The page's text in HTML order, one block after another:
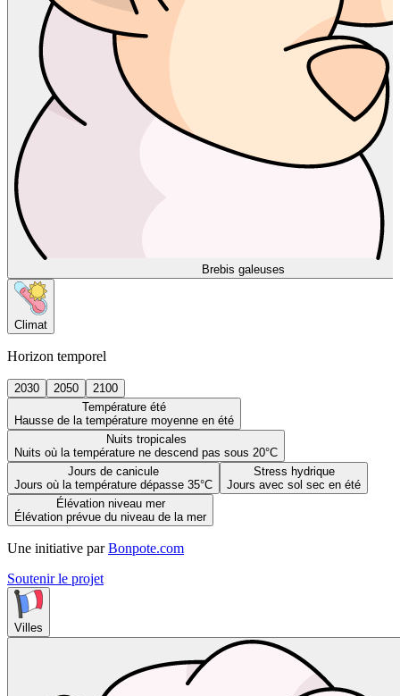
Brebis galeuses
Climat
Horizon temporel
2030 2050
2100
Température été
Hausse de la température moyenne en été
Nuits tropicales
Nuits où la température ne descend pas sous 20°C
Jours de canicule
Jours où la température dépasse 35°C
Stress hydrique
Jours avec sol sec en été
Élévation niveau mer
Élévation prévue du niveau de la mer
Une initiative par Bonpote.com
Soutenir le projet
Villes